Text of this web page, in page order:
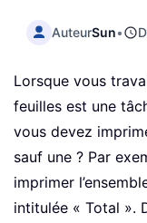
AuteurSun•
Lorsque vous
feuilles est une
vous devez
sauf une ? Par
imprimer
intitulée « Total ».